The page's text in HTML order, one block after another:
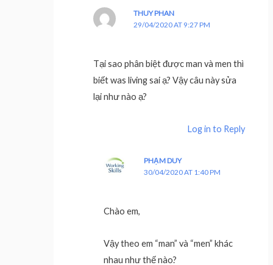
THUY PHAN
29/04/2020 AT 9:27 PM
Tại sao phân biệt được man và men thì
biết was living sai ạ? Vậy câu này sửa
lại như nào ạ?
Log in to Reply
PHẠM DUY
30/04/2020 AT 1:40 PM
Chào em,
Vậy theo em “man” và “men” khác
nhau như thế nào?